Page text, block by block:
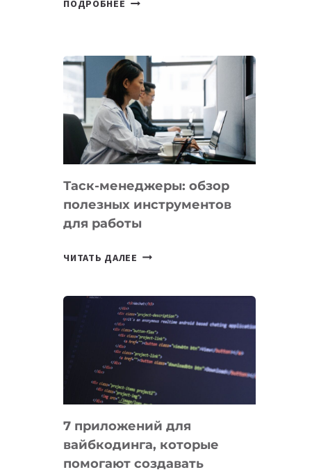
ПОДРОБНЕЕ
PROMETHEUS
ДЛЯ
СОЗДАНИЯ
«ИСКУССТВЕННОГО
ИНЖЕНЕРА»
Таск-менеджеры: обзор
полезных инструментов
для работы
ЧИТАТЬ ДАЛЕЕ ТАСК-
ПОЛЕЗНЫХ
ИНСТРУМЕНТОВ
ДЛЯ
РАБОТЫ
7 приложений для
вайбкодинга, которые
помогают создавать